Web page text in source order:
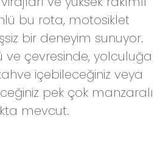
bu rota, motosiklet
bir deneyim sunuyor.
ve çevresinde, yolculuğa
içebileceğiniz veya
pek çok manzaralı
mevcut.